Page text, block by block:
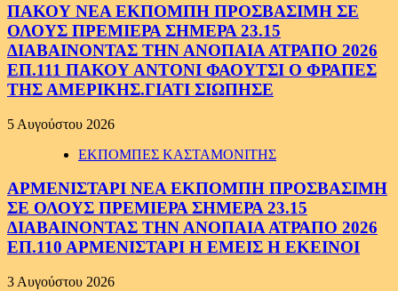
ΠΑΚΟΥ ΝΕΑ ΕΚΠΟΜΠΗ ΠΡΟΣΒΑΣΙΜΗ ΣΕ
ΟΛΟΥΣ ΠΡΕΜΙΕΡΑ ΣΗΜΕΡΑ 23.15
ΔΙΑΒΑΙΝΟΝΤΑΣ ΤΗΝ ΑΝΟΠΑΙΑ ΑΤΡΑΠΟ 2026
ΕΠ.111 ΠΑΚΟΥ ΑΝΤΟΝΙ ΦΑΟΥΤΣΙ Ο ΦΡΑΠΕΣ
ΤΗΣ ΑΜΕΡΙΚΗΣ.ΓΙΑΤΙ ΣΙΩΠΗΣΕ
5 Αυγούστου 2026
ΕΚΠΟΜΠΕΣ ΚΑΣΤΑΜΟΝΙΤΗΣ
ΑΡΜΕΝΙΣΤΑΡΙ ΝΕΑ ΕΚΠΟΜΠΗ ΠΡΟΣΒΑΣΙΜΗ
ΣΕ ΟΛΟΥΣ ΠΡΕΜΙΕΡΑ ΣΗΜΕΡΑ 23.15
ΔΙΑΒΑΙΝΟΝΤΑΣ ΤΗΝ ΑΝΟΠΑΙΑ ΑΤΡΑΠΟ 2026
ΕΠ.110 ΑΡΜΕΝΙΣΤΑΡΙ Η ΕΜΕΙΣ Η ΕΚΕΙΝΟΙ
3 Αυγούστου 2026